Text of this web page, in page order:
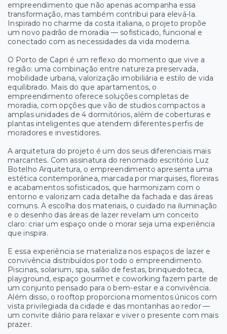
empreendimento que não apenas acompanha essa
transformação, mas também contribui para elevá-la.
Inspirado no charme da costa italiana, o projeto propõe
um novo padrão de moradia — sofisticado, funcional e
conectado com as necessidades da vida moderna.
O Porto de Capri é um reflexo do momento que vive a
região: uma combinação entre natureza preservada,
mobilidade urbana, valorização imobiliária e estilo de vida
equilibrado. Mais do que apartamentos, o
empreendimento oferece soluções completas de
moradia, com opções que vão de studios compactos a
amplas unidades de 4 dormitórios, além de coberturas e
plantas inteligentes que atendem diferentes perfis de
moradores e investidores.
A arquitetura do projeto é um dos seus diferenciais mais
marcantes. Com assinatura do renomado escritório Luz
Botelho Arquitetura, o empreendimento apresenta uma
estética contemporânea, marcada por marquises, floreiras
e acabamentos sofisticados, que harmonizam com o
entorno e valorizam cada detalhe da fachada e das áreas
comuns. A escolha dos materiais, o cuidado na iluminação
e o desenho das áreas de lazer revelam um conceito
claro: criar um espaço onde o morar seja uma experiência
que inspira.
E essa experiência se materializa nos espaços de lazer e
convivência distribuídos por todo o empreendimento.
Piscinas, solarium, spa, salão de festas, brinquedoteca,
playground, espaço gourmet e coworking fazem parte de
um conjunto pensado para o bem-estar e a convivência.
Além disso, o rooftop proporciona momentos únicos com
vista privilegiada da cidade e das montanhas ao redor —
um convite diário para relaxar e viver o presente com mais
prazer.